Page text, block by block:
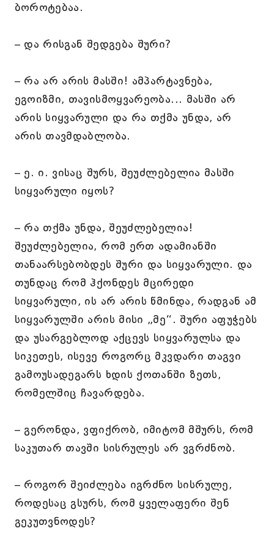
ბოროტებაა.
– და რისგან შედგება შური?
– რა არ არის მასში! ამპარტავნება,
ეგოიზმი, თავისმოყვარეობა... მასში არ
არის სიყვარული და რა თქმა უნდა, არ
არის თავმდაბლობა.
– ე. ი. ვისაც შურს, შეუძლებელია მასში
სიყვარული იყოს?
– რა თქმა უნდა, შეუძლებელია!
შეუძლებელია, რომ ერთ ადამიანში
თანაარსებობდეს შური და სიყვარული. და
თუნდაც რომ ჰქონდეს მცირედი
სიყვარული, ის არ არის წმინდა, რადგან ამ
სიყვარულში არის მისი „მე“. შური აფუჭებს
და უსარგებლოდ აქცევს სიყვარულსა და
სიკეთეს, ისევე როგორც მკვდარი თაგვი
გამოუსადეგარს ხდის ქოთანში ზეთს,
რომელშიც ჩავარდება.
– გერონდა, ვფიქრობ, იმიტომ მშურს, რომ
საკუთარ თავში სისრულეს არ ვგრძნობ.
– როგორ შეიძლება იგრძნო სისრულე,
როდესაც გსურს, რომ ყველაფერი შენ
გეკუთვნოდეს?